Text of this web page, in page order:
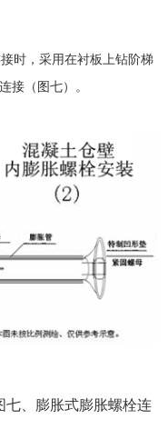
时，采用在衬板上钻阶梯
接（图七）。
胀螺栓连